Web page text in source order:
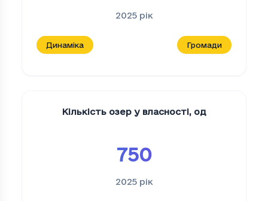
2025 рік
Динаміка Громади
Кількість озер у власності, од
750
2025 рік